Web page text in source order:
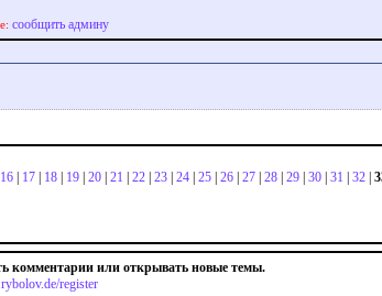
сообщить админу
16 | 17 | 18 | 19 | 20 | 21 | 22 | 23 | 24 | 25 | 26 | 27 | 28 | 29 | 30 | 31 | 32 |
комментарии или открывать новые темы.
register